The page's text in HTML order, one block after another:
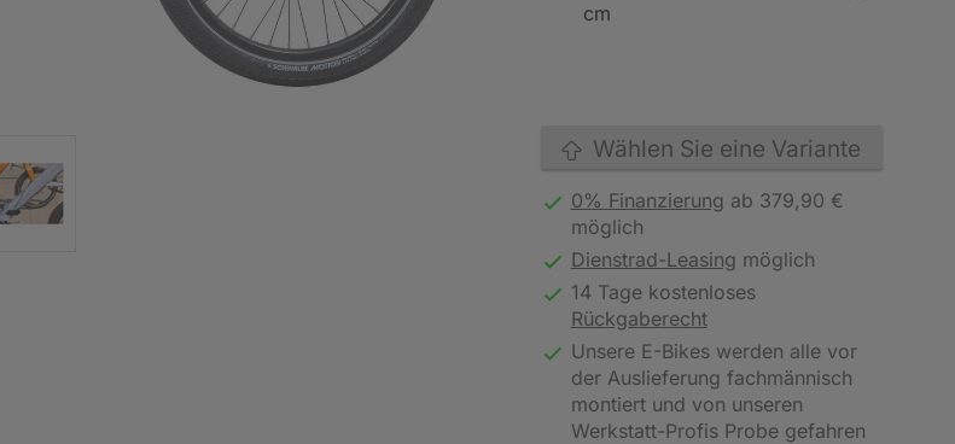
cm
Wählen Sie eine Variante
0% Finanzierung ab 379,90 €
möglich
Dienstrad-Leasing möglich
14 Tage kostenloses
Rückgaberecht
Unsere E-Bikes werden alle vor
der Auslieferung fachmännisch
montiert und von unseren
Werkstatt-Profis Probe gefahren